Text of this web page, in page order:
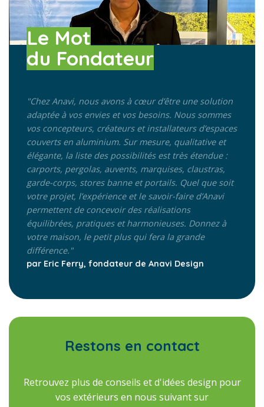
Le Mot
du Fondateur
"Chez Anavi, nous avons à cœur d’être une solution
adaptée à vos envies et vos besoins. Nous sommes
vos concepteurs, créateurs et installateurs d’espaces
couverts en aluminium. Sur mesure, qualitative et
élégante, la liste des possibilités est très étendue :
carports, pergolas, auvents, marquises, claustras,
garde-corps, stores banne et portails. Quel que soit
votre projet, l’expérience et le savoir-faire d’Anavi
permettent de concevoir des réalisations
équilibrées, pratiques et harmonieuses. Donnez à
votre maison, le petit plus qui fera la grande
différence."
par Eric Ferry, fondateur de Anavi Design
Restons en contact
Retrouvez plus de conseils et d'idées design pour
vos extérieurs en nous suivant sur